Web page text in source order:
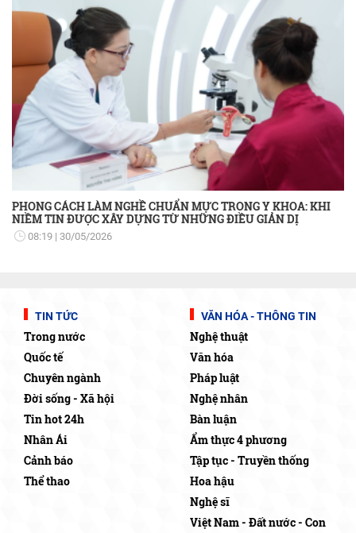
PHONG CÁCH LÀM NGHỀ CHUẨN MỰC TRONG Y KHOA: KHI
NIỀM TIN ĐƯỢC XÂY DỰNG TỪ NHỮNG ĐIỀU GIẢN DỊ
08:19 30/05/2026
TIN TỨC
Trong nước
Quốc tế
Chuyên ngành
Đời sống - Xã hội
Tin hot 24h
Nhân Ái
Cảnh báo
Thể thao
VĂN HÓA - THÔNG TIN
Nghệ thuật
Văn hóa
Pháp luật
Nghệ nhân
Bàn luận
Ẩm thực 4 phương
Tập tục - Truyền thống
Hoa hậu
Nghệ sĩ
Việt Nam - Đất nước - Con